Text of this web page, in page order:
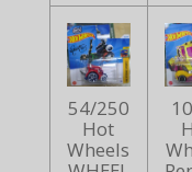
54/250
Hot
Wheels